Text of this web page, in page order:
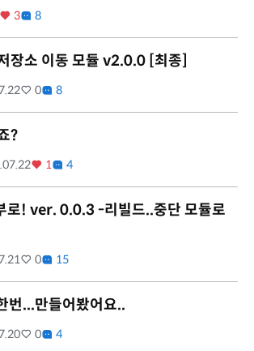
3 8
장소 이동 모듈 v2.0.0 [최종]
0 8
?
1 4
로! ver. 0.0.3 -리빌드..중단 모듈로
0 15
번...만들어봤어요..
0 4